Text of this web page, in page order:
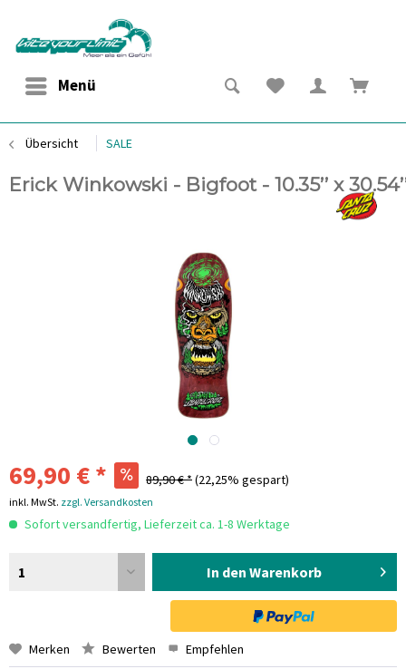
Menü
Übersicht SALE
Erick Winkowski - Bigfoot - 10.35’’ x
69,90 € * 89,90 € *(22,25% gespart)
inkl. MwSt. zzgl. Versandkosten
Sofort versandfertig, Lieferzeit ca. 1-8 Werktage
1 In den Warenkorb
Merken Bewerten Empfehlen